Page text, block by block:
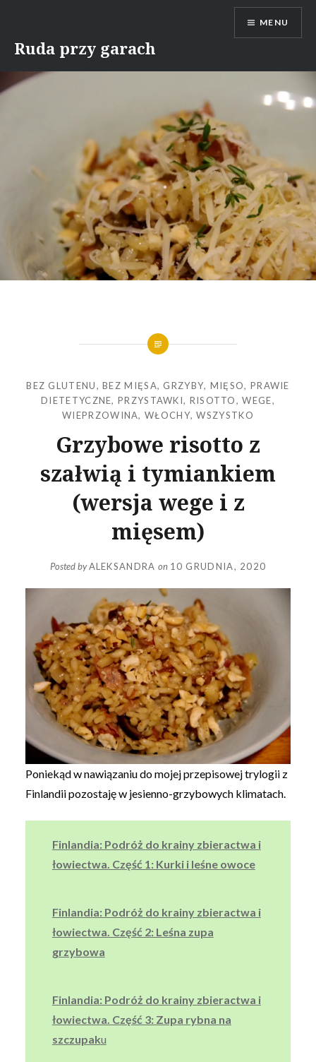
content
Ruda przy garach
MENU
BEZ GLUTENU,BEZ MIĘSA, GRZYBY, MIĘSO, PRAWIE
DIETETYCZNE,PRZYSTAWKI, RISOTTO,WEGE,
WIEPRZOWINA,WŁOCHY,WSZYSTKO
Grzybowe risotto z
szałwią i tymiankiem
(wersja wege i z
mięsem)
Posted byALEKSANDRA on 10 GRUDNIA, 2020
Poniekąd w nawiązaniu do mojej przepisowej trylogii z
Finlandii pozostaję w jesienno-grzybowych klimatach.
Finlandia: Podróż do krainy zbieractwa i
łowiectwa. Część 1: Kurki i leśne owoce
Finlandia: Podróż do krainy zbieractwa i
łowiectwa. Część 2: Leśna zupa
grzybowa
Finlandia: Podróż do krainy zbieractwa i
łowiectwa. Część 3: Zupa rybna na
szczupaku